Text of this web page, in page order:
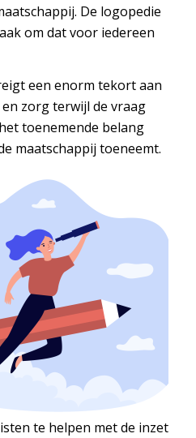
De logopedie
om dat voor iedereen
een enorm tekort aan
zorg terwijl de vraag
toenemende belang
maatschappij toeneemt.
te helpen met de inzet